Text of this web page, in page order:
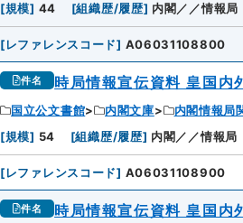
[規模] 44 [組織歴/履歴] 内閣／／情報局
[レファレンスコード] A06031108800
件名 時局情報宣伝資料 皇国内
国立公文書館 内閣文庫 内閣情報局
[規模] 54 [組織歴/履歴] 内閣／／情報局
[レファレンスコード] A06031108900
件名 時局情報宣伝資料 皇国内